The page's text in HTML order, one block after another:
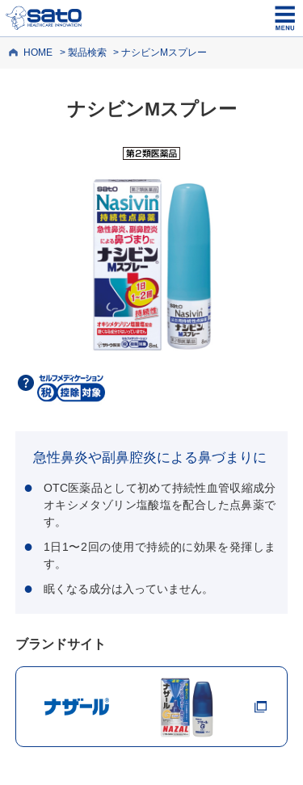
HOME 製品検索 ナシビンMスプレー
ナシビンMスプレー
急性鼻炎や副鼻腔炎による鼻づまりに
OTC医薬品として初めて持続性血管収縮成分
オキシメタゾリン塩酸塩を配合した点鼻薬で
す。
1日1〜2回の使用で持続的に効果を発揮しま
す。
眠くなる成分は入っていません。
ブランドサイト